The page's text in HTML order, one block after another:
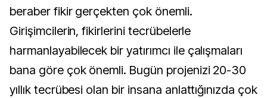
beraber fikir gerçekten çok önemli.
Girişimcilerin, fikirlerini tecrübelerle
harmanlayabilecek bir yatırımcı ile çalışmaları
bana göre çok önemli. Bugün projenizi 20-30
yıllık tecrübesi olan bir insana anlattığınızda çok